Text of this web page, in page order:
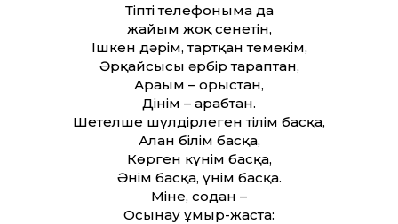
Тіпті телефоныма да
жайым жоқ сенетін,
Ішкен дәрім, тартқан темекім,
Әрқайсысы әрбір тараптан,
Арағым – орыстан,
Дінім – арабтан.
Шетелше шүлдірлеген тілім басқа,
Алған білім басқа,
Көрген күнім басқа,
Әнім басқа, үнім басқа.
Міне, содан –
Осынау ғұмыр-жаста: